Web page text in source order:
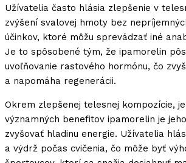
Užívatelia často hlásia zlepšenie v
zvýšení svalovej hmoty bez
účinkov, ktoré môžu sprevádzať iné
Je to spôsobené tým, že ipamorelin
uvoľňovanie rastového hormónu, čo
a napomáha regenerácii.
Okrem zlepšenej telesnej kompozície,
významných benefitov ipamorelin je
zvyšovať hladinu energie. Užívatelia
a výdrž počas cvičenia, čo môže byť